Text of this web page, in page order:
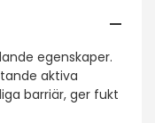
egenskaper.
aktiva
barriär, ger fukt